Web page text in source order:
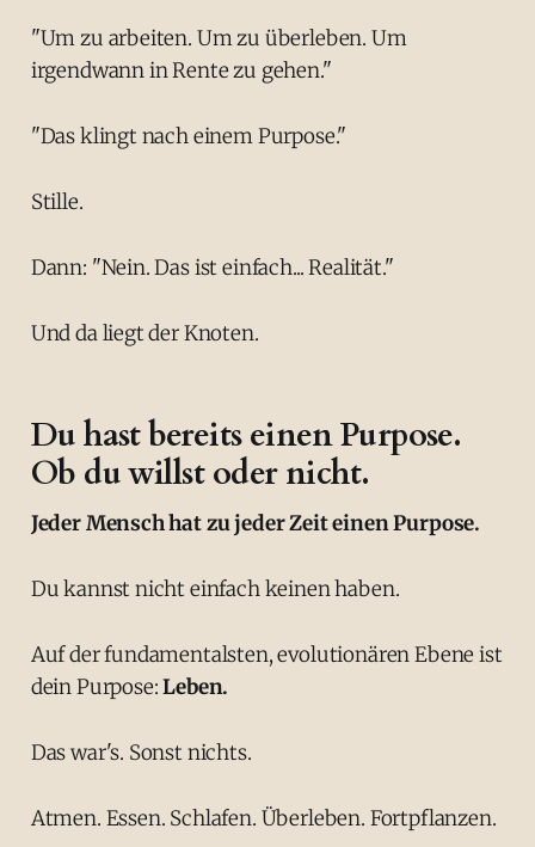
"Um zu arbeiten. Um zu überleben. Um
irgendwann in Rente zu gehen."
"Das klingt nach einem Purpose."
Stille.
Dann: "Nein. Das ist einfach... Realität."
Und da liegt der Knoten.
Du hast bereits einen Purpose.
Ob du willst oder nicht.
Jeder Mensch hat zu jeder Zeit einen Purpose.
Du kannst nicht einfach keinen haben.
Auf der fundamentalsten, evolutionären Ebene ist
dein Purpose:Leben.
Das war's. Sonst nichts.
Atmen. Essen. Schlafen. Überleben. Fortpflanzen.